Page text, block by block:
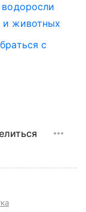
и животных
с